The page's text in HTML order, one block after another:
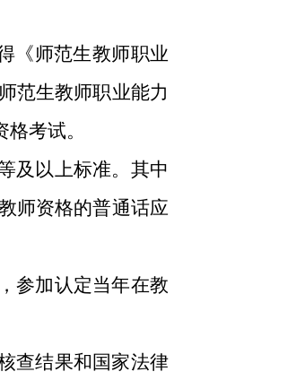
《师范生教师职业
范生教师职业能力
考试。
及以上标准。其中
师资格的普通话应
参加认定当年在教
查结果和国家法律